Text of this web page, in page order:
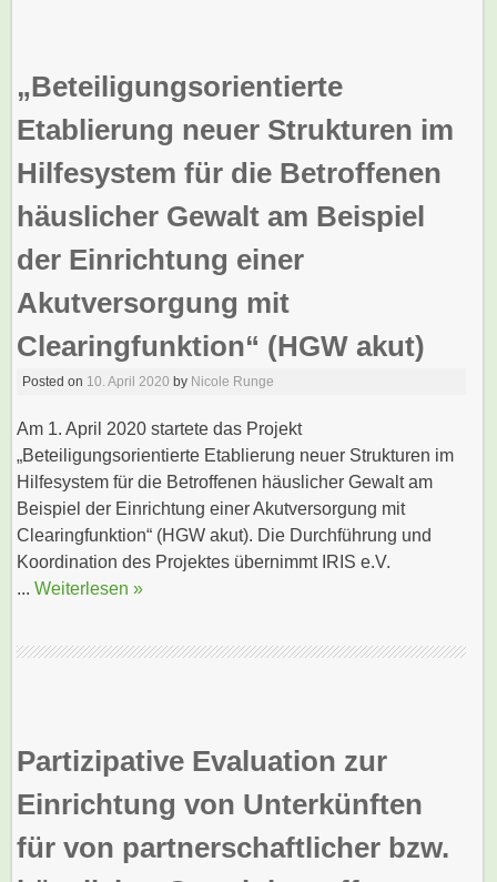
„Beteiligungsorientierte
Etablierung neuer Strukturen im
Hilfesystem für die Betroffenen
häuslicher Gewalt am Beispiel
der Einrichtung einer
Akutversorgung mit
Clearingfunktion“ (HGW akut)
Posted on 10. April 2020 by Nicole Runge
Am 1. April 2020 startete das Projekt
„Beteiligungsorientierte Etablierung neuer Strukturen im
Hilfesystem für die Betroffenen häuslicher Gewalt am
Beispiel der Einrichtung einer Akutversorgung mit
Clearingfunktion“ (HGW akut). Die Durchführung und
Koordination des Projektes übernimmt IRIS e.V.
...Weiterlesen »
Partizipative Evaluation zur
Einrichtung von Unterkünften
für von partnerschaftlicher bzw.